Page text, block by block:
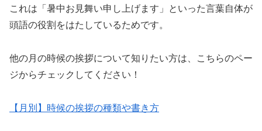
これは「暑中お見舞い申し上げます」といった言葉自体が
頭語の役割をはたしているためです。
他の月の時候の挨拶について知りたい方は、こちらのペー
ジからチェックしてください！
【月別】時候の挨拶の種類や書き方